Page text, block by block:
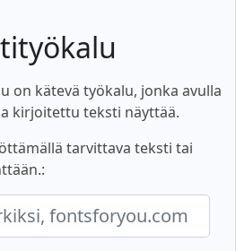
on kätevä työkalu, jonka avulla
kirjoitettu teksti näyttää.
tarvittava teksti tai